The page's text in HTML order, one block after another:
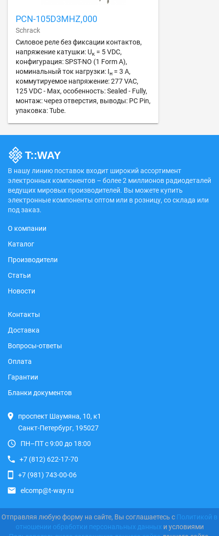
PCN-105D3MHZ,000
Schrack
Силовое реле без фиксации контактов,
напряжение катушки: Uк = 5 VDC,
конфигурация: SPST-NO (1 Form A),
номинальный ток нагрузки: Iн = 3 А,
коммутируемое напряжение: 277 VAC,
125 VDC - Max, особенность: Sealed - Fully,
монтаж: через отверстия, выводы: PC Pin,
упаковка: Tube.
В нашу линию поставок входит широкий ассортимент
электронных компонентов – более 2 миллионов радиодеталей
ведущих мировых производителей. Вы можете купить
электронные компоненты оптом или в розницу, со склада или
под заказ.
О компании
Каталог
Производители
Статьи
Новости
Контакты
Доставка
Вопросы-ответы
Оплата
Гарантии
Бланки документов
проспект Шаумяна, 10, к1
Санкт-Петербург, 195027
ПН–ПТ с 9:00 до 18:00
+7 (812) 622-17-70
+7 (981) 743-00-06
elcomp@t-way.ru
Отправляя любую форму на сайте, Вы соглашаетесь с Политикой в
отношении обработки персональных данных и условиями